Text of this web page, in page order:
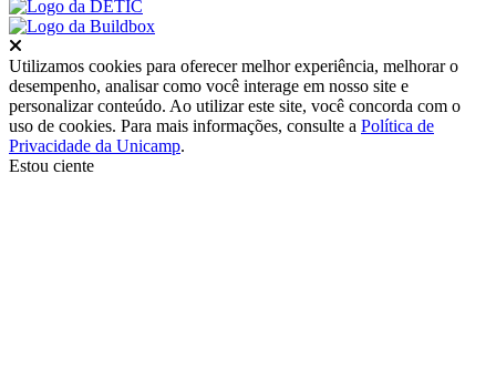
Utilizamos cookies para oferecer melhor experiência, melhorar o
desempenho, analisar como você interage em nosso site e
personalizar conteúdo. Ao utilizar este site, você concorda com o
uso de cookies. Para mais informações, consulte a Política de
Privacidade da Unicamp.
Estou ciente